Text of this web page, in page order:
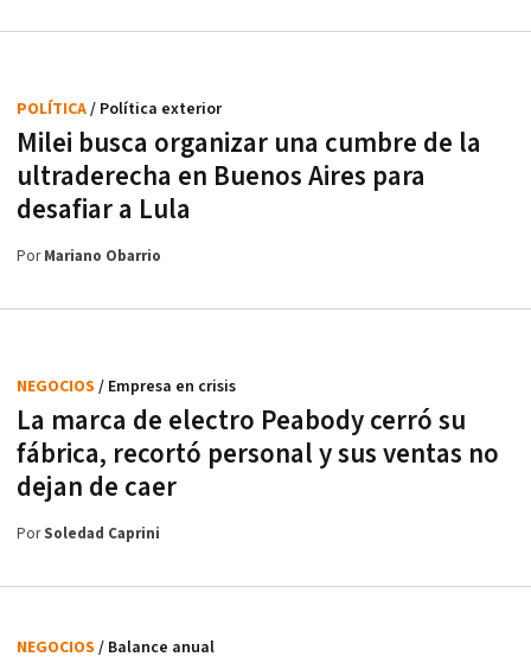
La marca de electro Peabody cerró su
fábrica, recortó personal y sus ventas no
dejan de caer
NEGOCIOS / Empresa en crisis
PorSoledad Caprini
NEGOCIOS / Balance anual
Milei busca organizar una cumbre de la
ultraderecha en Buenos Aires para
desafiar a Lula
POLÍTICA/ Política exterior
PorMariano Obarrio